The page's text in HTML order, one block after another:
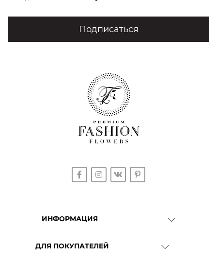
Подписаться
ИНФОРМАЦИЯ
ДЛЯ ПОКУПАТЕЛЕЙ